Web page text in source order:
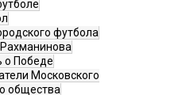
футбола
о Победе
Московского
общества